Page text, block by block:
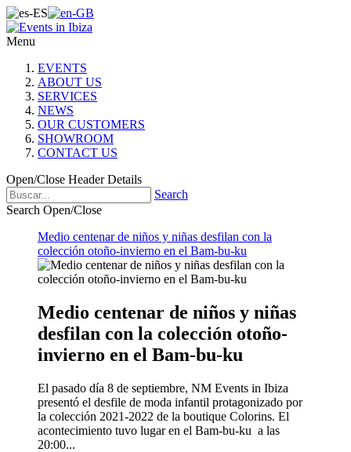
Menu
EVENTS
ABOUT US
SERVICES
NEWS
OUR CUSTOMERS
SHOWROOM
CONTACT US
Open/Close Header Details
Search
Search Open/Close
Medio centenar de niños y niñas desfilan con la
colección otoño-invierno en el Bam-bu-ku
Medio centenar de niños y niñas
desfilan con la colección otoño-
invierno en el Bam-bu-ku
El pasado día 8 de septiembre, NM Events in Ibiza
presentó el desfile de moda infantil protagonizado por
la colección 2021-2022 de la boutique Colorins. El
acontecimiento tuvo lugar en el Bam-bu-ku a las
20:00...